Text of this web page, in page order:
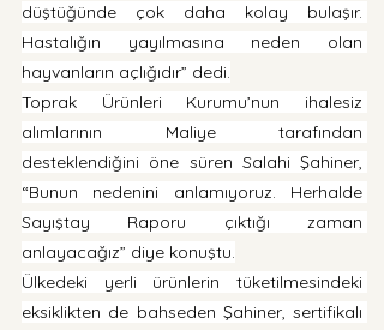
düştüğünde çok daha kolay bulaşır.
Hastalığın yayılmasına neden olan
hayvanların açlığıdır” dedi.
Toprak Ürünleri Kurumu’nun ihalesiz
alımlarının Maliye tarafından
desteklendiğini öne süren Salahi Şahiner,
“Bunun nedenini anlamıyoruz. Herhalde
Sayıştay Raporu çıktığı zaman
anlayacağız” diye konuştu.
Ülkedeki yerli ürünlerin tüketilmesindeki
eksiklikten de bahseden Şahiner, sertifikalı